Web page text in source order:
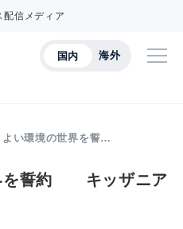
配信メディア
国内 海外
い環境の世界を誓…
を誓約 キッザニア